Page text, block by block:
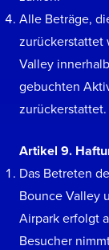
Alle Beträge,
zurückerstattet
Valley
gebuchten
zurückerstattet.
Artikel 9.
Das Betreten
Bounce Valley
Airpark erfolgt
Besucher